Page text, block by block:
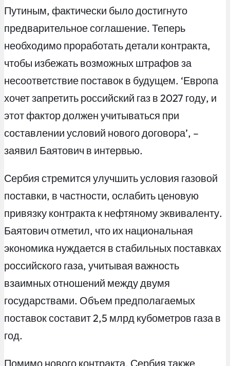
Путиным, фактически было достигнуто
предварительное соглашение. Теперь
необходимо проработать детали контракта,
чтобы избежать возможных штрафов за
несоответствие поставок в будущем. ‘Европа
хочет запретить российский газ в 2027 году, и
этот фактор должен учитываться при
составлении условий нового договора’, –
заявил Баятович в интервью.
Сербия стремится улучшить условия газовой
поставки, в частности, ослабить ценовую
привязку контракта к нефтяному эквиваленту.
Баятович отметил, что их национальная
экономика нуждается в стабильных поставках
российского газа, учитывая важность
взаимных отношений между двумя
государствами. Объем предполагаемых
поставок составит 2,5 млрд кубометров газа в
год.
Помимо нового контракта, Сербия также